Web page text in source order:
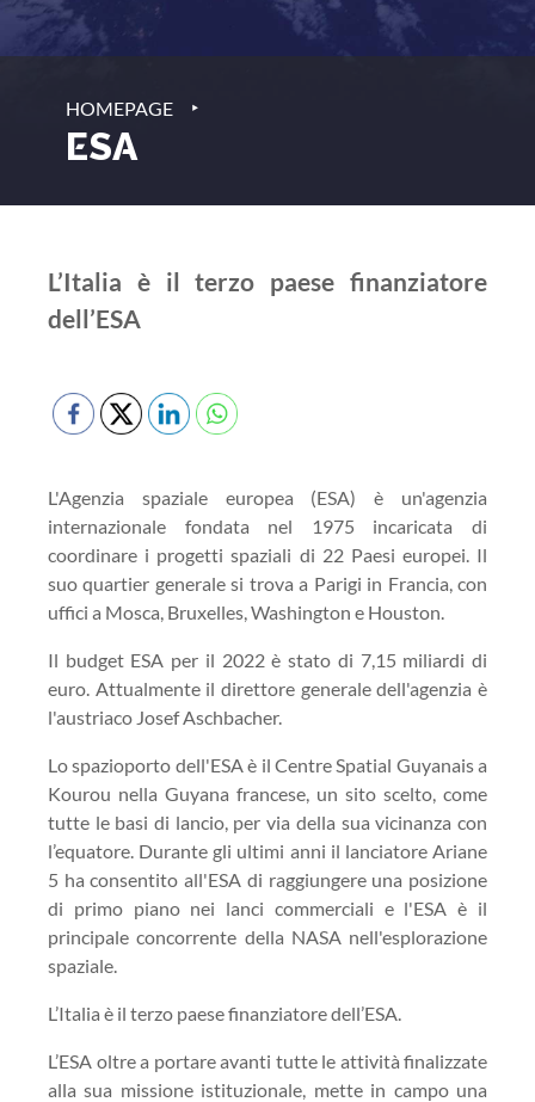
HOMEPAGE ‣
ESA
L’Italia è il terzo paese finanziatore
dell’ESA
L'Agenzia spaziale europea (ESA) è un'agenzia
internazionale fondata nel 1975 incaricata di
coordinare i progetti spaziali di 22 Paesi europei. Il
suo quartier generale si trova a Parigi in Francia, con
uffici a Mosca, Bruxelles, Washington e Houston.
Il budget ESA per il 2022 è stato di 7,15 miliardi di
euro. Attualmente il direttore generale dell'agenzia è
l'austriaco Josef Aschbacher.
Lo spazioporto dell'ESA è il Centre Spatial Guyanais a
Kourou nella Guyana francese, un sito scelto, come
tutte le basi di lancio, per via della sua vicinanza con
l’equatore. Durante gli ultimi anni il lanciatore Ariane
5 ha consentito all'ESA di raggiungere una posizione
di primo piano nei lanci commerciali e l'ESA è il
principale concorrente della NASA nell'esplorazione
spaziale.
L’Italia è il terzo paese finanziatore dell’ESA.
L’ESA oltre a portare avanti tutte le attività finalizzate
alla sua missione istituzionale, mette in campo una